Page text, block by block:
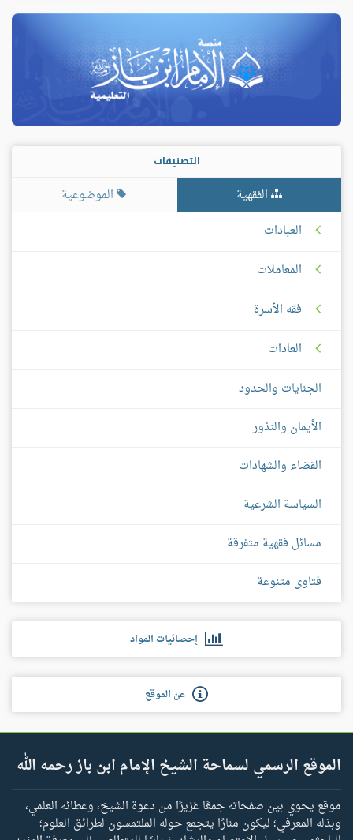
التصنيفات
الفقهية
الموضوعية
العبادات
المعاملات
فقه الأسرة
العادات
الجنايات والحدود
الأيمان والنذور
القضاء والشهادات
السياسة الشرعية
مسائل فقهية متفرقة
فتاوى متنوعة
إحصائيات المواد
عن الموقع
الموقع الرسمي لسماحة الشيخ الإمام ابن باز رحمه الله
موقع يحوي بين صفحاته جمعًا غزيرًا من دعوة الشيخ، وعطائه العلمي،
وبذله المعرفي؛ ليكون منارًا يتجمع حوله الملتمسون لطرائق العلوم؛